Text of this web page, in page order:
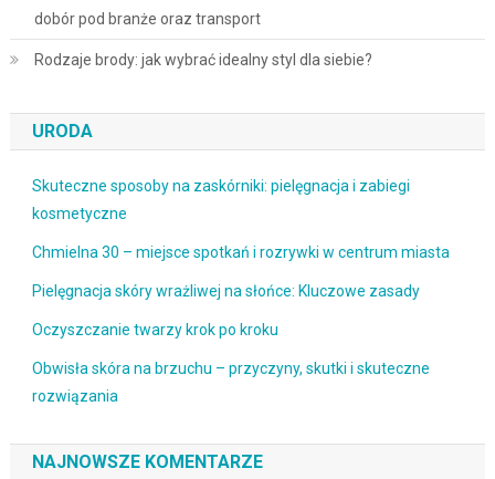
dobór pod branże oraz transport
Rodzaje brody: jak wybrać idealny styl dla siebie?
URODA
Skuteczne sposoby na zaskórniki: pielęgnacja i zabiegi
kosmetyczne
Chmielna 30 – miejsce spotkań i rozrywki w centrum miasta
Pielęgnacja skóry wrażliwej na słońce: Kluczowe zasady
Oczyszczanie twarzy krok po kroku
Obwisła skóra na brzuchu – przyczyny, skutki i skuteczne
rozwiązania
NAJNOWSZE KOMENTARZE